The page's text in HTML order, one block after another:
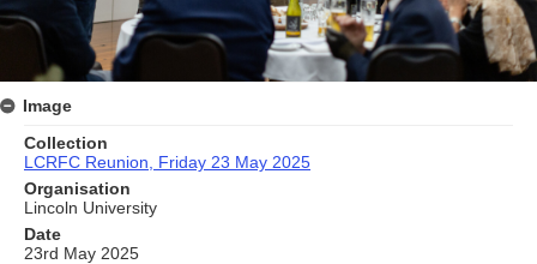
Image
Collection
LCRFC Reunion, Friday 23 May 2025
Organisation
Lincoln University
Date
23rd May 2025